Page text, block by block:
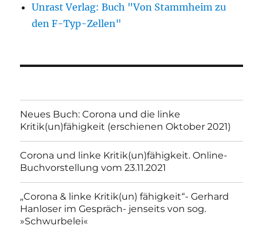
Unrast Verlag: Buch "Von Stammheim zu
den F-Typ-Zellen"
Neues Buch: Corona und die linke
Kritik(un)fähigkeit (erschienen Oktober 2021)
Corona und linke Kritik(un)fähigkeit. Online-
Buchvorstellung vom 23.11.2021
„Corona & linke Kritik(un) fähigkeit“- Gerhard
Hanloser im Gespräch- jenseits von sog.
»Schwurbelei«